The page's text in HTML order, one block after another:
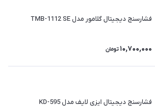
فشارسنج دیجیتال گلامور مدل TMB-1112 SE
10,700,000 تومان
فشارسنج دیجیتال ایزی لایف مدل KD-595